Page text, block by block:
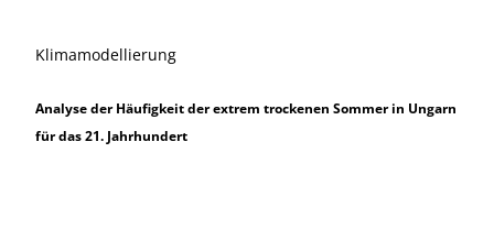
Klimamodellierung
Analyse der Häufigkeit der extrem trockenen Sommer in Ungarn
für das 21. Jahrhundert